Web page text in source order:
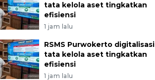
tata kelola aset tingkatkan
efisiensi
1 jam lalu
RSMS Purwokerto digitalisasi
tata kelola aset tingkatkan
efisiensi
1 jam lalu